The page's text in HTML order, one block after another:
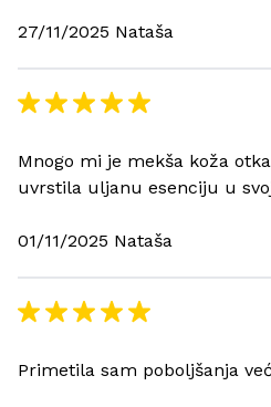
27/11/2025 Nataša
Mnogo mi je mekša koža
uvrstila uljanu esenciju u
01/11/2025 Nataša
Primetila sam poboljšanja